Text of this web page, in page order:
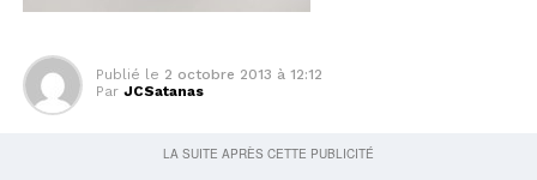
Publié le 2 octobre 2013 à 12:12
Par JCSatanas